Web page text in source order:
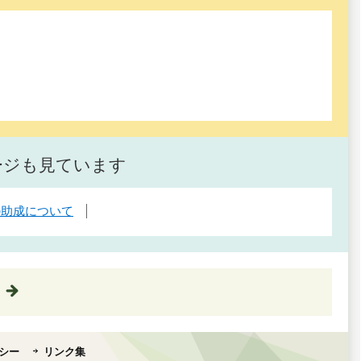
も見ています
成について
ー リンク集